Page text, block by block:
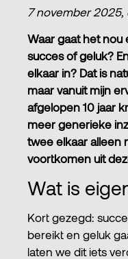
7 november
Waar gaat het nou
succes of geluk?
elkaar in? Dat is
maar vanuit mijn
afgelopen 10 jaar
meer generieke
twee elkaar alleen
voortkomen uit
Wat is
Kort gezegd:
bereikt en geluk
laten we dit iets